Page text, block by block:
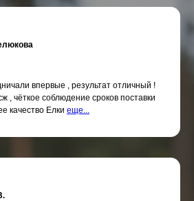
впервые , результат отличный !
, чёткое соблюдение сроков поставки
качество Елки еще...